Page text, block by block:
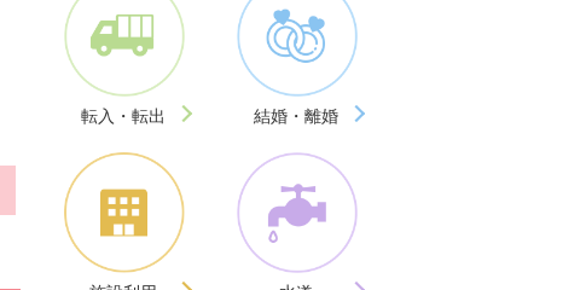
転入・転出 結婚・離婚